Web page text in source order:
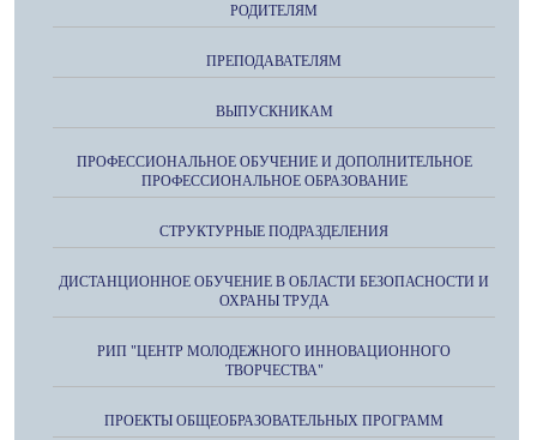
РОДИТЕЛЯМ
ПРЕПОДАВАТЕЛЯМ
ВЫПУСКНИКАМ
ПРОФЕССИОНАЛЬНОЕ ОБУЧЕНИЕ И ДОПОЛНИТЕЛЬНОЕ
ПРОФЕССИОНАЛЬНОЕ ОБРАЗОВАНИЕ
СТРУКТУРНЫЕ ПОДРАЗДЕЛЕНИЯ
ДИСТАНЦИОННОЕ ОБУЧЕНИЕ В ОБЛАСТИ БЕЗОПАСНОСТИ И
ОХРАНЫ ТРУДА
РИП "ЦЕНТР МОЛОДЕЖНОГО ИННОВАЦИОННОГО
ТВОРЧЕСТВА"
ПРОЕКТЫ ОБЩЕОБРАЗОВАТЕЛЬНЫХ ПРОГРАММ